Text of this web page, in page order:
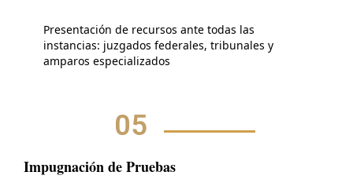
Presentación de recursos ante todas las
instancias: juzgados federales, tribunales y
amparos especializados
05
Impugnación de Pruebas